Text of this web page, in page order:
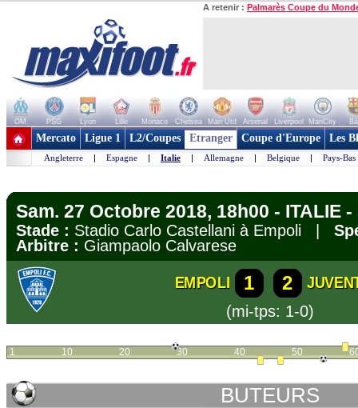
A retenir : Palmarès Coupe du
OM PSG Lyon Lille Monaco Chelsea Man Utd Arsenal Liverpool ManCity
+ de clubs
Mercato Ligue 1 L2/Coupes Etranger Coupe d'Europe Les
Angleterre | Espagne | Italie | Allemagne | Belgique | Pays-Bas
Sam. 27 Octobre 2018, 18h00 - ITALIE -
Stade : Stadio Carlo Castellani à Empoli |
Arbitre : Giampaolo Calvarese
EMPOLI 1 2
(mi-tps: 1-0)
1 10 20 30 40 50
BUTEURS